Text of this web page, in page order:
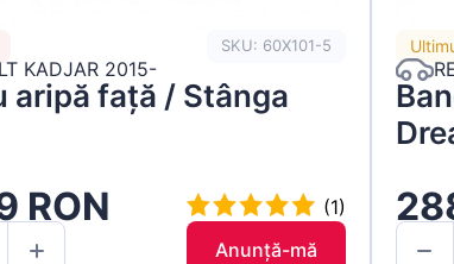
SKU: 60X101-5
KADJAR 2015-
aripă față / Stânga
RON
(1)
Anunță-mă